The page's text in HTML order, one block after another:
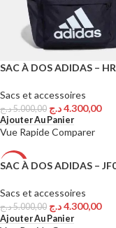
SAC À DOS ADIDAS –
Sacs et accessoires
5.000,00د.ج 4.300,00د.ج
Ajouter Au Panier
Vue RapideComparer
-14%
SAC À DOS ADIDAS –
Sacs et accessoires
5.000,00د.ج 4.300,00د.ج
Ajouter Au Panier